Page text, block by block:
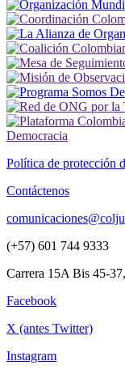
Política de protección
Contáctenos
(+57) 601 744 9333
Carrera 15A Bis 45-
Facebook
X (antes Twitter)
Instagram